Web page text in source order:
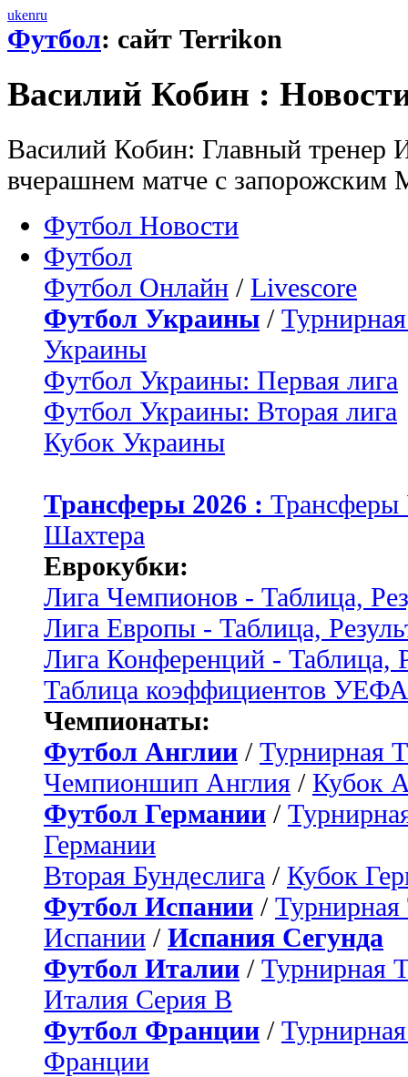
ukenru
Футбол: сайт Terrikon
Василий Кобин :
Василий Кобин: Главный тренер
вчерашнем матче с запорожским
Футбол Новости
Футбол
Футбол Онлайн / Livescore
Футбол Украины /
Украины
Футбол Украины: Первая лига
Футбол Украины: Вторая лига
Кубок Украины
Трансферы 2026 :
Шахтера
Еврокубки:
Лига Чемпионов - Таблица,
Лига Европы - Таблица,
Лига Конференций - Таблица,
Таблица коэффициентов УЕФА
Чемпионаты:
Футбол Англии / Турнирная
Чемпионшип Англия / Кубок
Футбол Германии /
Германии
Вторая Бундеслига / Кубок
Футбол Испании / Турнирная
Испании / Испания Сегунда
Футбол Италии / Турнирная
Италия Серия B
Футбол Франции /
Франции